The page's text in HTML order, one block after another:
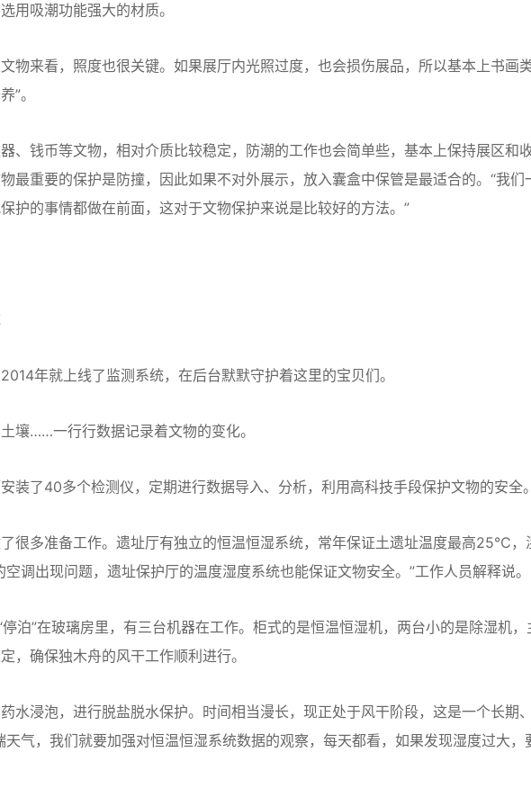
用吸潮功能强大的材质。
来看，照度也很关键。如果展厅内光照过度，也会损伤展品，所以基本上书画
”。
钱币等文物，相对介质比较稳定，防潮的工作也会简单些，基本上保持展区和
最重要的保护是防撞，因此如果不对外展示，放入囊盒中保管是最适合的。“我们
护的事情都做在前面，这对于文物保护来说是比较好的方法。”
年就上线了监测系统，在后台默默守护着这里的宝贝们。
……一行行数据记录着文物的变化。
了40多个检测仪，定期进行数据导入、分析，利用高科技手段保护文物的安全。
多准备工作。遗址厅有独立的恒温恒湿系统，常年保证土遗址温度最高25℃，
调出现问题，遗址保护厅的温度湿度系统也能保证文物安全。”工作人员解释说。
”在玻璃房里，有三台机器在工作。柜式的是恒温恒湿机，两台小的是除湿机，
，确保独木舟的风干工作顺利进行。
浸泡，进行脱盐脱水保护。时间相当漫长，现正处于风干阶段，这是一个长期
天气，我们就要加强对恒温恒湿系统数据的观察，每天都看，如果发现湿度过大，